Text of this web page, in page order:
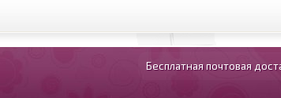
Бесплатная почтовая